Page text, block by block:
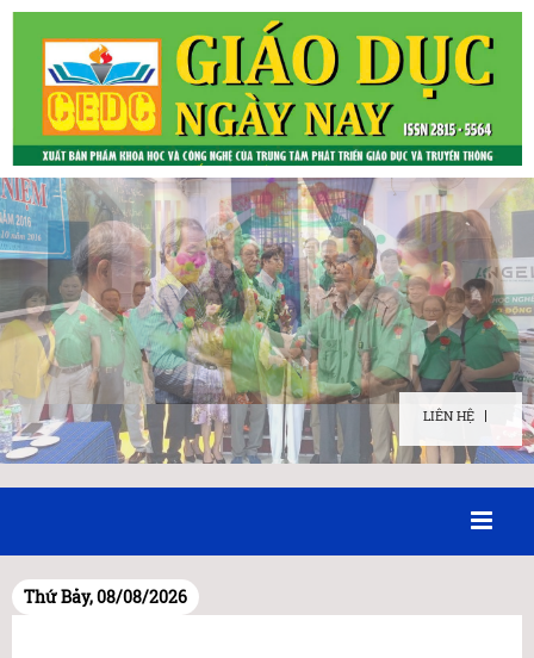
LIÊN HỆ
Thứ Bảy, 08/08/2026